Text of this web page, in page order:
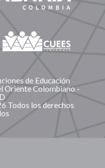
de Educación
Oriente Colombiano -
Todos los derechos